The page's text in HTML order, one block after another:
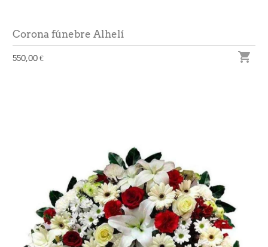
Corona fúnebre Alhelí
550,00 € 